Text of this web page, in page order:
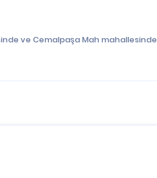
ve Cemalpaşa Mah mahallesinde